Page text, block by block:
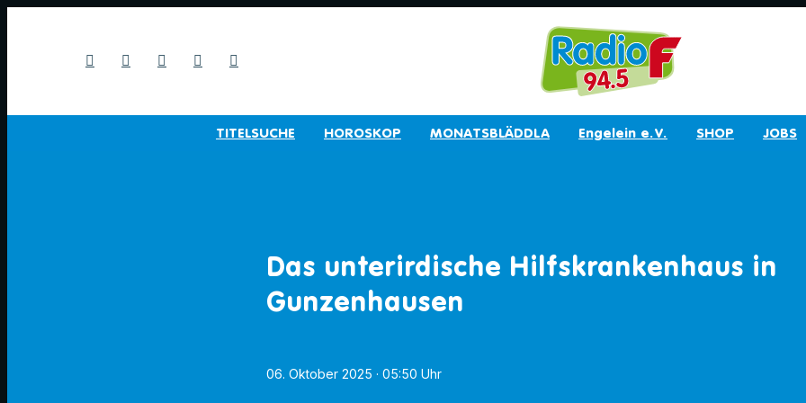
TITELSUCHE HOROSKOP MONATSBLÄDDLA Engelein e.V. SHOP JOBS
Das unterirdische Hilfskrankenhaus in
Gunzenhausen
06. Oktober 2025 · 05:50 Uhr